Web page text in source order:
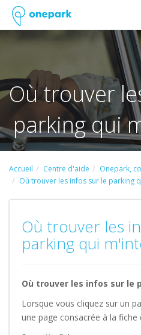
Où trouver
parking qui
Accueil Centre d'aide
Onepark,
Où trouver les infos sur le parking
Où trouver les
parking qui
Où trouver les infos sur le
Lorsque vous cliquez sur un
une page consacrée à la fiche